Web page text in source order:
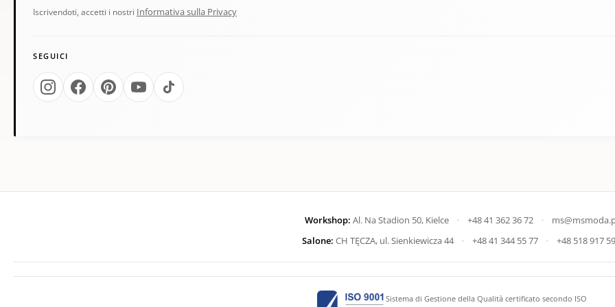
Iscrivendoti, accetti i nostri Informativa sulla Privacy
SEGUICI
Workshop: Al. Na Stadion 50, Kielce • +48 41 362 36 72 •
Salone: CH TĘCZA, ul. Sienkiewicza 44 • +48 41 344 55 77 • +48 518 917
Sistema di Gestione della Qualità certificato secondo ISO